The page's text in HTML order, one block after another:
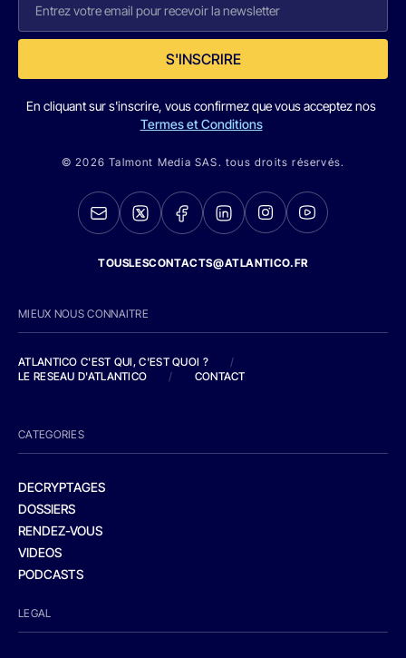
S'INSCRIRE
En cliquant sur s'inscrire, vous confirmez que vous acceptez nos
Termes et Conditions
© 2026 Talmont Media SAS. tous droits réservés.
TOUSLESCONTACTS@ATLANTICO.FR
MIEUX NOUS CONNAITRE
ATLANTICO C'EST QUI, C'EST QUOI ?
/
LE RESEAU D'ATLANTICO
/ CONTACT
CATEGORIES
DECRYPTAGES
DOSSIERS
RENDEZ-VOUS
VIDEOS
PODCASTS
LEGAL